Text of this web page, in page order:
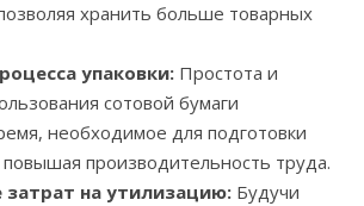
хранить больше товарных
упаковки: Простота и
сотовой бумаги
необходимое для подготовки
производительность труда.
на утилизацию: Будучи